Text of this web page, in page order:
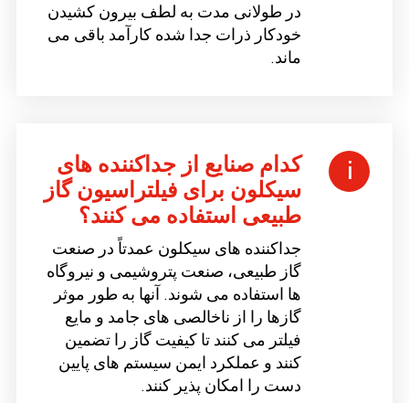
در طولانی مدت به لطف بیرون کشیدن
خودکار ذرات جدا شده کارآمد باقی می
ماند.
کدام صنایع از جداکننده های
سیکلون برای فیلتراسیون گاز
طبیعی استفاده می کنند؟
جداکننده های سیکلون عمدتاً در صنعت
گاز طبیعی، صنعت پتروشیمی و نیروگاه
ها استفاده می شوند. آنها به طور موثر
گازها را از ناخالصی های جامد و مایع
فیلتر می کنند تا کیفیت گاز را تضمین
کنند و عملکرد ایمن سیستم های پایین
دست را امکان پذیر کنند.